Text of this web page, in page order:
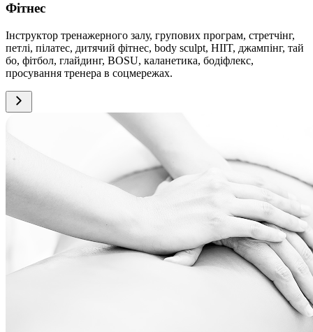
Фітнес
Інструктор тренажерного залу, групових програм, стретчінг,
петлі, пілатес, дитячий фітнес, body sculpt, HIIT, джампінг, тай
бо, фітбол, глайдинг, BOSU, каланетика, бодіфлекс,
просування тренера в соцмережах.